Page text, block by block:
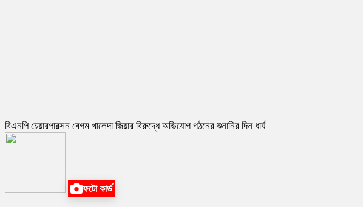
বিএনপি চেয়ারপারসন বেগম খালেদা জিয়ার বিরুদ্ধে অভিযোগ গঠনের শুনানির দিন ধার্য
ফটো কার্ড